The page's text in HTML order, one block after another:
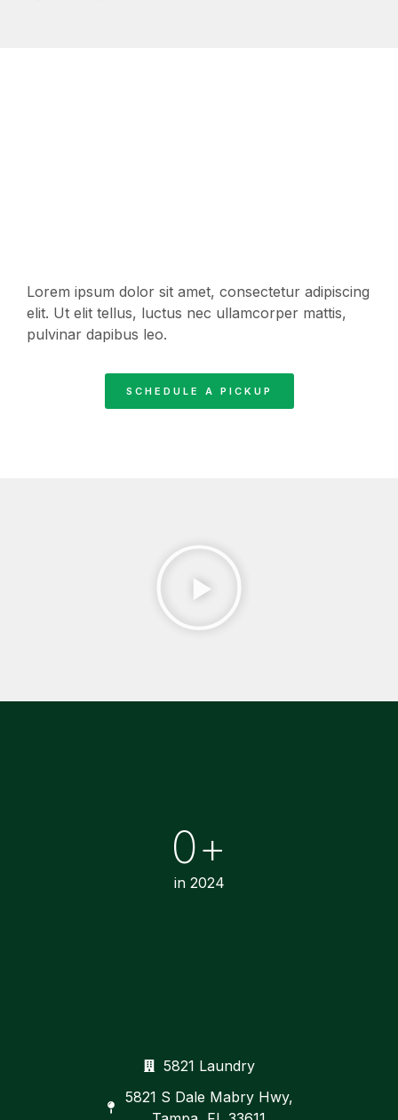
Lorem ipsum dolor sit amet, consectetur adipiscing
elit. Ut elit tellus, luctus nec ullamcorper mattis,
pulvinar dapibus leo.
SCHEDULE A PICKUP
in 2024
0+
5821 Laundry
5821 S Dale Mabry Hwy,